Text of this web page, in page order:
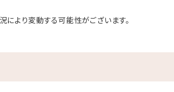
より変動する可能性がございます。